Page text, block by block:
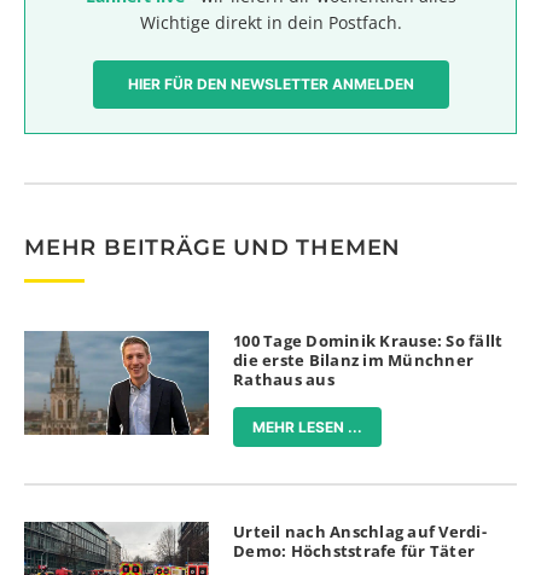
Wichtige direkt in dein Postfach.
HIER FÜR DEN NEWSLETTER ANMELDEN
MEHR BEITRÄGE UND THEMEN
100 Tage Dominik Krause: So fällt
die erste Bilanz im Münchner
Rathaus aus
MEHR LESEN ...
Urteil nach Anschlag auf Verdi-
Demo: Höchststrafe für Täter